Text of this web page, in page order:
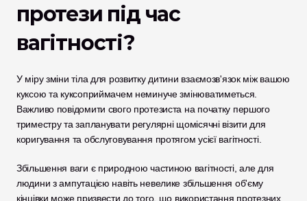
протези під час
вагітності?
У міру зміни тіла для розвитку дитини взаємозв'язок між вашою
куксою та куксоприймачем неминуче змінюватиметься.
Важливо повідомити свого протезиста на початку першого
триместру та запланувати регулярні щомісячні візити для
коригування та обслуговування протягом усієї вагітності.
Збільшення ваги є природною частиною вагітності, але для
людини з ампутацією навіть невелике збільшення об'єму
кінцівки може призвести до того, що використання протезних